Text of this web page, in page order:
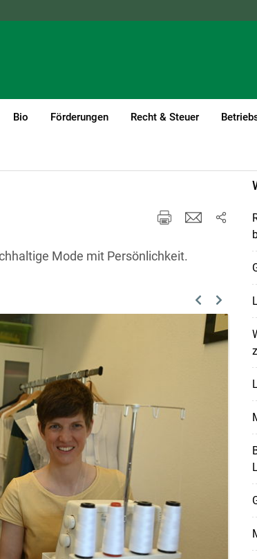
Skip to main content
Bio Förderungen Recht & Steuer
Mode mit Persönlichkeit.
Previous
Next